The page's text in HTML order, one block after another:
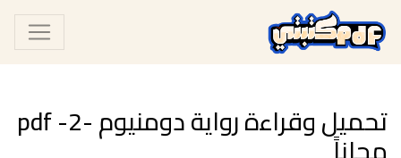
تحميل وقراءة رواية دومنيوم -2- pdf